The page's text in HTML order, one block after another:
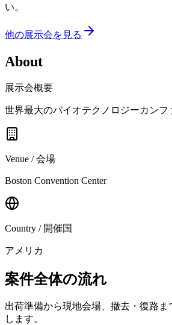
い。
他の展示会を見る
About
展示会概要
世界最大のバイオテクノロジーカンフ
Venue / 会場
Boston Convention Center
Country / 開催国
アメリカ
案件全体の流れ
出荷準備から現地会場、撤去・復路
します。